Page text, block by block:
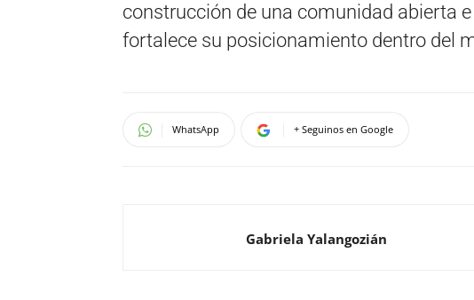
construcción de una comunidad abierta
fortalece su posicionamiento dentro del
WhatsApp + Seguinos en Google
Gabriela Yalangozián